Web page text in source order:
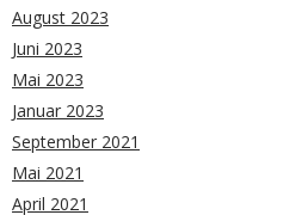
August 2023
Juni 2023
Mai 2023
Januar 2023
September 2021
Mai 2021
April 2021